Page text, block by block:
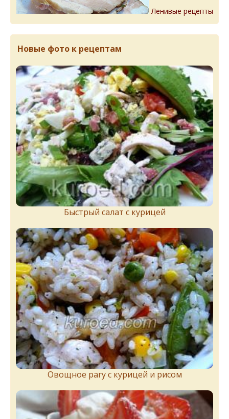
Ленивые рецепты
Новые фото к рецептам
Быстрый салат с курицей
Овощное рагу с курицей и рисом